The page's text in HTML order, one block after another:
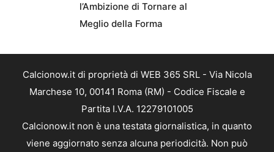
l’Ambizione di Tornare al
Meglio della Forma
Calcionow.it di proprietà di WEB 365 SRL - Via Nicola
Marchese 10, 00141 Roma (RM) - Codice Fiscale e
Partita I.V.A. 12279101005
Calcionow.it non è una testata giornalistica, in quanto
viene aggiornato senza alcuna periodicità. Non può